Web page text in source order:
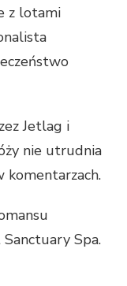
z lotami
Jetlag i
nie utrudnia
komentarzach.
Spa.